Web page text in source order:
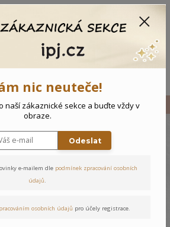
souprava Medvídek
tepláková
nic neuteče!
naší zákaznické sekce a buďte vždy v
obraze.
Odeslat
e-mailem dle podmínek zpracování osobních
údajů.
osobních údajů pro účely registrace.